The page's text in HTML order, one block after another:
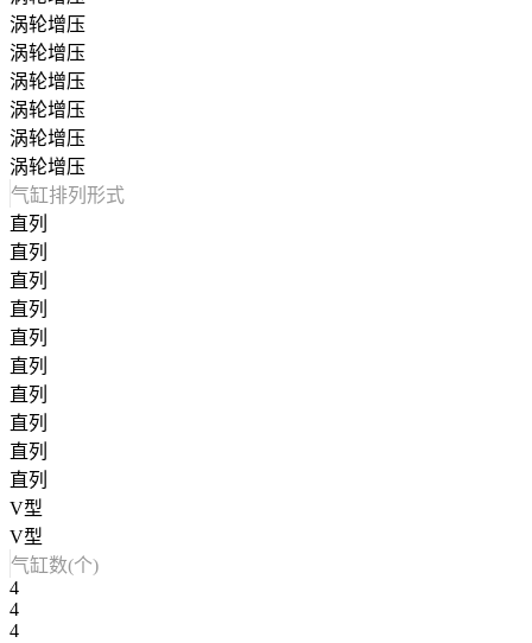
涡轮增压
涡轮增压
涡轮增压
涡轮增压
涡轮增压
涡轮增压
气缸排列形式
直列
直列
直列
直列
直列
直列
直列
直列
直列
直列
V型
V型
气缸数(个)
4
4
4